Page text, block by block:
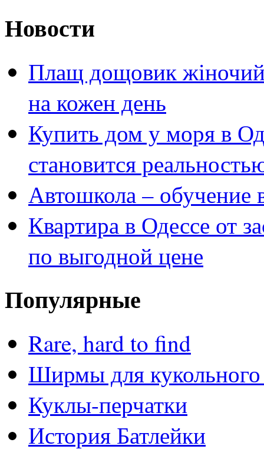
Новости
Плащ дощовик
на кожен день
Купить дом у моря в
становится
Автошкола – обучение
Квартира в Одессе от
по выгодной цене
Популярные
Rare, hard to find
Ширмы для кукольного
Куклы-перчатки
История Батлейки